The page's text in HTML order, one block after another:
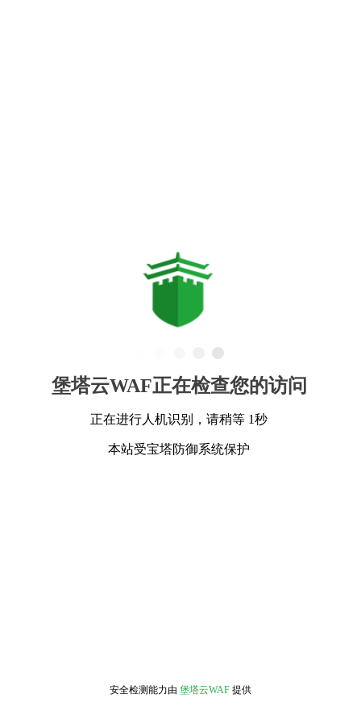
堡塔云WAF正在检查您的访问
正在进行人机识别，请稍等 1秒
本站受宝塔防御系统保护
安全检测能力由 堡塔云WAF 提供